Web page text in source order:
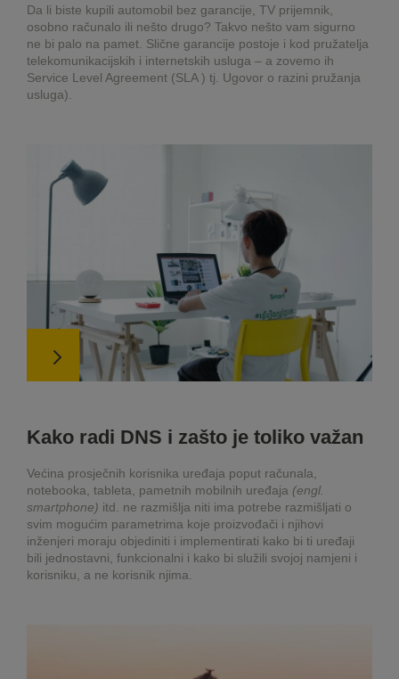
Da li biste kupili automobil bez garancije, TV prijemnik,
osobno računalo ili nešto drugo? Takvo nešto vam sigurno
ne bi palo na pamet. Slične garancije postoje i kod pružatelja
telekomunikacijskih i internetskih usluga – a zovemo ih
Service Level Agreement (SLA ) tj. Ugovor o razini pružanja
usluga).
Kako radi DNS i zašto je toliko važan
Većina prosječnih korisnika uređaja poput računala,
notebooka, tableta, pametnih mobilnih uređaja (engl.
smartphone) itd. ne razmišlja niti ima potrebe razmišljati o
svim mogućim parametrima koje proizvođači i njihovi
inženjeri moraju objediniti i implementirati kako bi ti uređaji
bili jednostavni, funkcionalni i kako bi služili svojoj namjeni i
korisniku, a ne korisnik njima.